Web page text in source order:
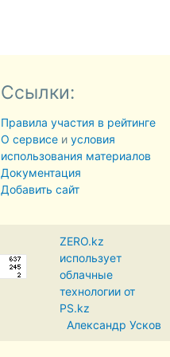
Ссылки:
Правила участия в рейтинге
О сервисеи условия
использования материалов
Документация
Добавить сайт
ZERO.kz
использует
облачные
технологии от
PS.kz
Александр Усков